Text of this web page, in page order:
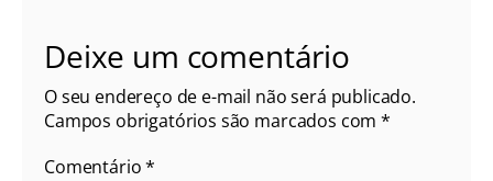
Deixe um comentário
O seu endereço de e-mail não será publicado.
Campos obrigatórios são marcados com*
Comentário*